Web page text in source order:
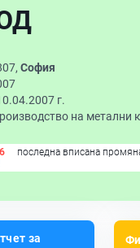
София
г.
на метални
последна вписана
за